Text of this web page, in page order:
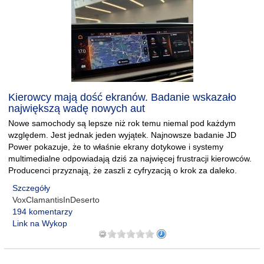
Kierowcy mają dość ekranów. Badanie wskazało
największą wadę nowych aut
Nowe samochody są lepsze niż rok temu niemal pod każdym
względem. Jest jednak jeden wyjątek. Najnowsze badanie JD
Power pokazuje, że to właśnie ekrany dotykowe i systemy
multimedialne odpowiadają dziś za najwięcej frustracji kierowców.
Producenci przyznają, że zaszli z cyfryzacją o krok za daleko.
Szczegóły
VoxClamantisInDeserto
194 komentarzy
Link na Wykop